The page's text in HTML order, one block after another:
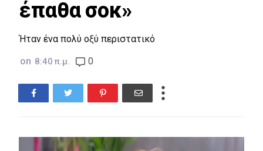
έπαθα σοκ»
Ήταν ένα πολύ οξύ περιστατικό
on 8:40 π.μ. 0